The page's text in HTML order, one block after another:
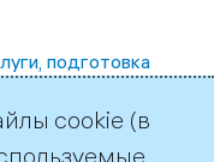
подготовка
cookie (в